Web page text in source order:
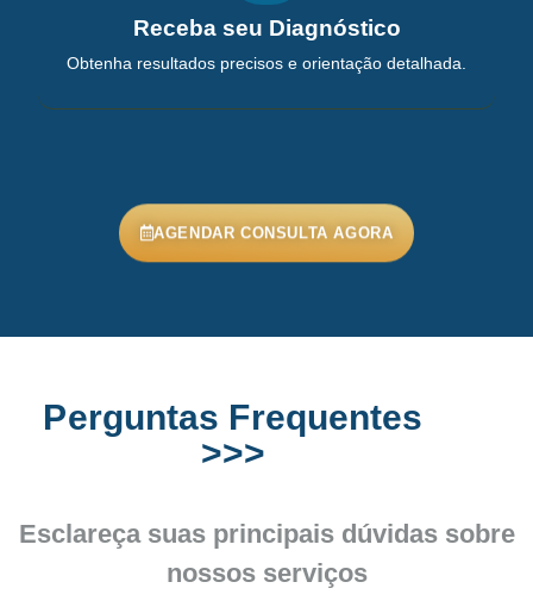
Receba seu Diagnóstico
Obtenha resultados precisos e orientação detalhada.
AGENDAR CONSULTA AGORA
Perguntas Frequentes
>>>
Esclareça suas principais dúvidas sobre
nossos serviços